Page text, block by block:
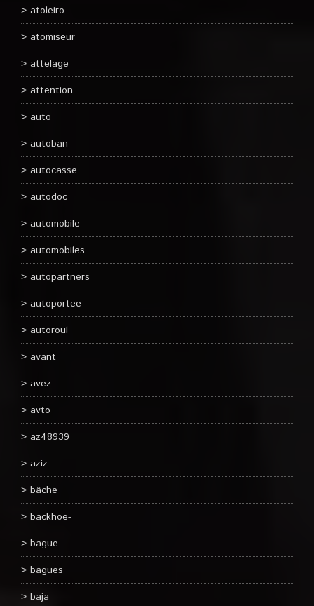
atoleiro
atomiseur
attelage
attention
auto
autoban
autocasse
autodoc
automobile
automobiles
autopartners
autoportee
autoroul
avant
avez
avto
az48939
aziz
bâche
backhoe-
bague
bagues
baja